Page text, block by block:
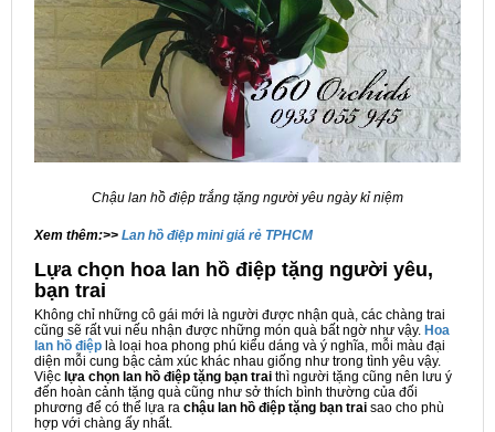
Chậu lan hồ điệp trắng tặng người yêu ngày kỉ niệm
Xem thêm:>> Lan hồ điệp mini giá rẻ TPHCM
Lựa chọn hoa lan hồ điệp tặng người yêu,
bạn trai
Không chỉ những cô gái mới là người được nhận quà, các chàng trai
cũng sẽ rất vui nếu nhận được những món quà bất ngờ như vậy. Hoa
lan hồ điệp là loại hoa phong phú kiểu dáng và ý nghĩa, mỗi màu đại
diện mỗi cung bậc cảm xúc khác nhau giống như trong tình yêu vậy.
Việc lựa chọn lan hồ điệp tặng bạn trai thì người tặng cũng nên lưu ý
đến hoàn cảnh tặng quà cũng như sở thích bình thường của đối
phương để có thể lựa ra chậu lan hồ điệp tặng bạn trai sao cho phù
hợp với chàng ấy nhất.